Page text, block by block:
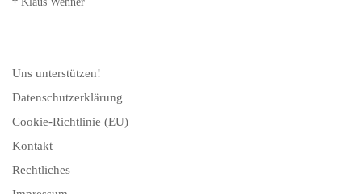
Uns unterstützen!
Datenschutzerklärung
Cookie-Richtlinie (EU)
Kontakt
Rechtliches